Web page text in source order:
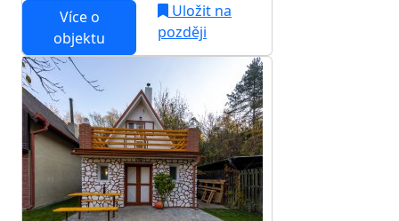
Více o
objektu
Uložit na
později